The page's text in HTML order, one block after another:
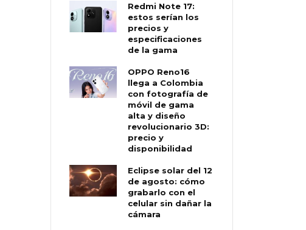
Redmi Note 17:
estos serían los
precios y
especificaciones
de la gama
OPPO Reno16
llega a Colombia
con fotografía de
móvil de gama
alta y diseño
revolucionario 3D:
precio y
disponibilidad
Eclipse solar del 12
de agosto: cómo
grabarlo con el
celular sin dañar la
cámara